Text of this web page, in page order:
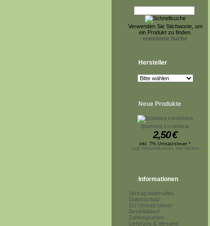
Verwenden Sie Stichworte, um
ein Produkt zu finden.
erweiterte Suche
Hersteller
Neue Produkte
Ipomoea cordofana
2,50€
inkl. 7% Umsatzsteuer *
zzgl.Versandkosten, hier klicken
Informationen
Vertrag widerrufen
Datenschutz
EU Umsatzsteuer
Bestellablauf
Zahlungsarten
Lieferung & Versand